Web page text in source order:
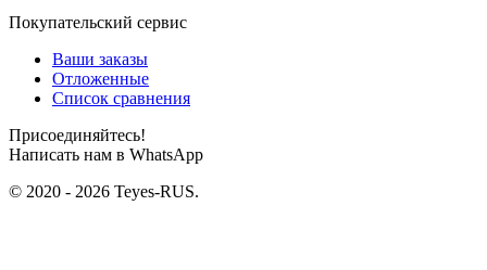
Покупательский сервис
Ваши заказы
Отложенные
Список сравнения
Присоединяйтесь!
Написать нам в WhatsApp
© 2020 - 2026 Teyes-RUS.